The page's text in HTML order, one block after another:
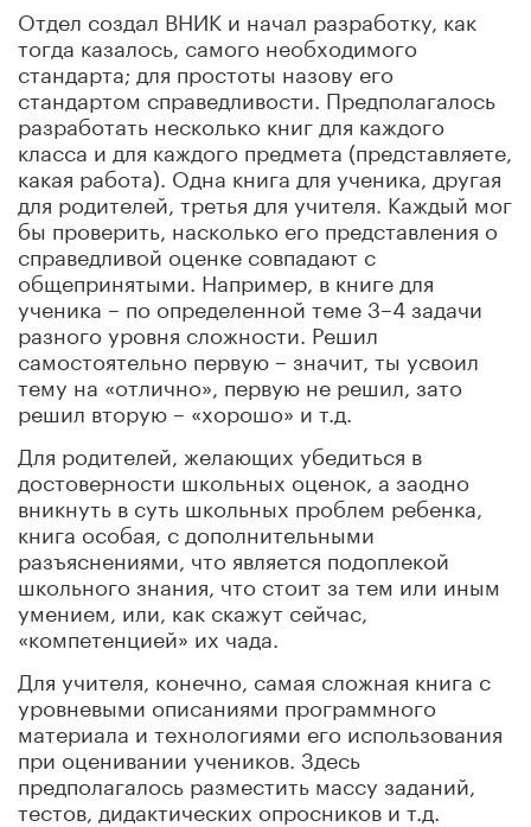
Отдел создал ВНИК и начал разработку, как
тогда казалось, самого необходимого
стандарта; для простоты назову его
стандартом справедливости. Предполагалось
разработать несколько книг для каждого
класса и для каждого предмета (представляете,
какая работа). Одна книга для ученика, другая
для родителей, третья для учителя. Каждый мог
бы проверить, насколько его представления о
справедливой оценке совпадают с
общепринятыми. Например, в книге для
ученика – по определенной теме 3–4 задачи
разного уровня сложности. Решил
самостоятельно первую – значит, ты усвоил
тему на «отлично», первую не решил, зато
решил вторую – «хорошо» и т.д.
Для родителей, желающих убедиться в
достоверности школьных оценок, а заодно
вникнуть в суть школьных проблем ребенка,
книга особая, с дополнительными
разъяснениями, что является подоплекой
школьного знания, что стоит за тем или иным
умением, или, как скажут сейчас,
«компетенцией» их чада.
Для учителя, конечно, самая сложная книга с
уровневыми описаниями программного
материала и технологиями его использования
при оценивании учеников. Здесь
предполагалось разместить массу заданий,
тестов, дидактических опросников и т.д.